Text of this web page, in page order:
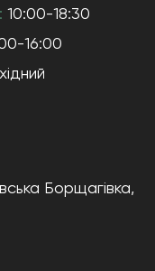
10:00-18:30
16:00
Борщагівка,